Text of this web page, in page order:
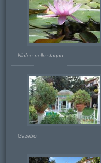
Ninfee nello stagno
Gazebo